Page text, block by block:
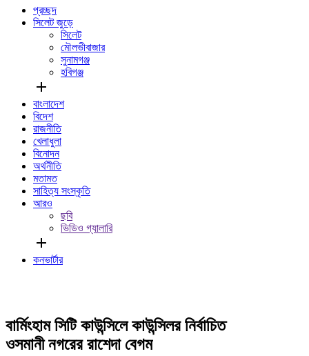
প্রচ্ছদ
সিলেট জুড়ে
সিলেট
মৌলভীবাজার
সুনামগঞ্জ
হবিগঞ্জ
add
বাংলাদেশ
বিদেশ
রাজনীতি
খেলাধুলা
বিনোদন
অর্থনীতি
মতামত
সাহিত্য সংস্কৃতি
আরও
ছবি
ভিডিও গ্যালারি
add
কনভার্টার
বার্মিংহাম সিটি কাউন্সিলে কাউন্সিলর নির্বাচিত
ওসমানী নগরের রাশেদা বেগম